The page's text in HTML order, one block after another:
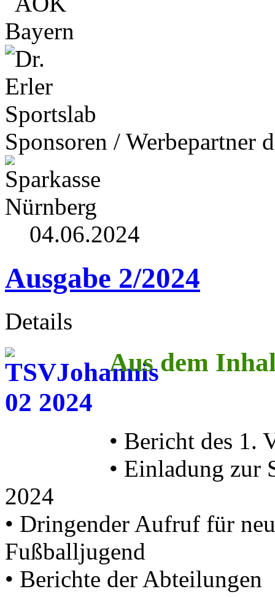
Sponsoren / Werbepartner
04.06.2024
Ausgabe 2/2024
Details
Aus dem
• Bericht des 1.
• Einladung zur
2024
• Dringender Aufruf für
Fußballjugend
• Berichte der Abteilungen